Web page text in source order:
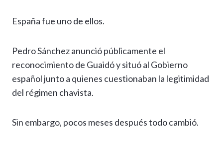
España fue uno de ellos.
Pedro Sánchez anunció públicamente el
reconocimiento de Guaidó y situó al Gobierno
español junto a quienes cuestionaban la legitimidad
del régimen chavista.
Sin embargo, pocos meses después todo cambió.